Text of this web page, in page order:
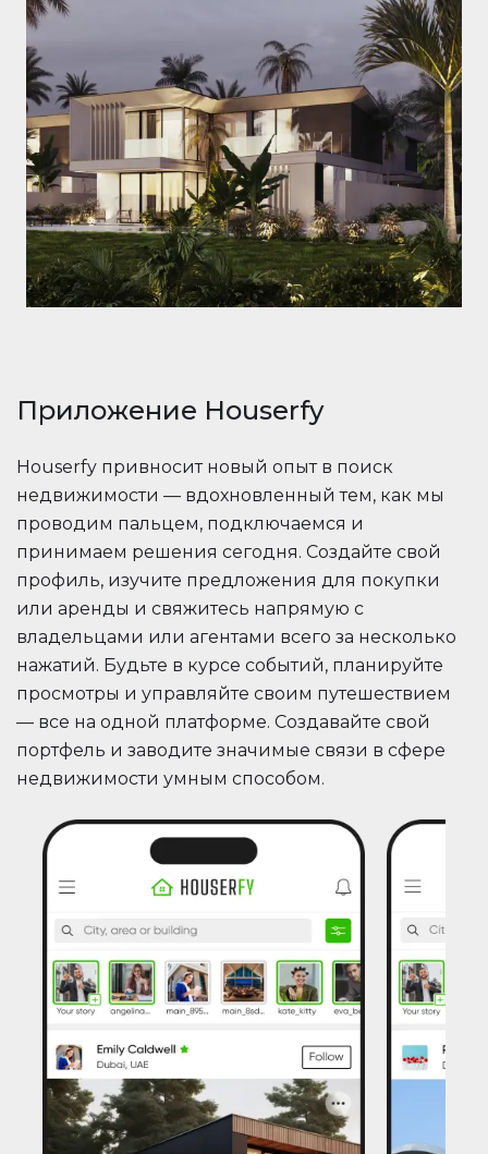
Приложение Houserfy
Houserfy привносит новый опыт в поиск
недвижимости — вдохновленный тем, как мы
проводим пальцем, подключаемся и
принимаем решения сегодня. Создайте свой
профиль, изучите предложения для покупки
или аренды и свяжитесь напрямую с
владельцами или агентами всего за несколько
нажатий. Будьте в курсе событий, планируйте
просмотры и управляйте своим путешествием
— все на одной платформе. Создавайте свой
портфель и заводите значимые связи в сфере
недвижимости умным способом.